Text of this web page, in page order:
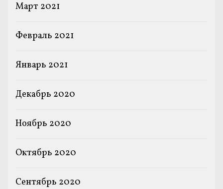
Март 2021
Февраль 2021
Январь 2021
Декабрь 2020
Ноябрь 2020
Октябрь 2020
Сентябрь 2020